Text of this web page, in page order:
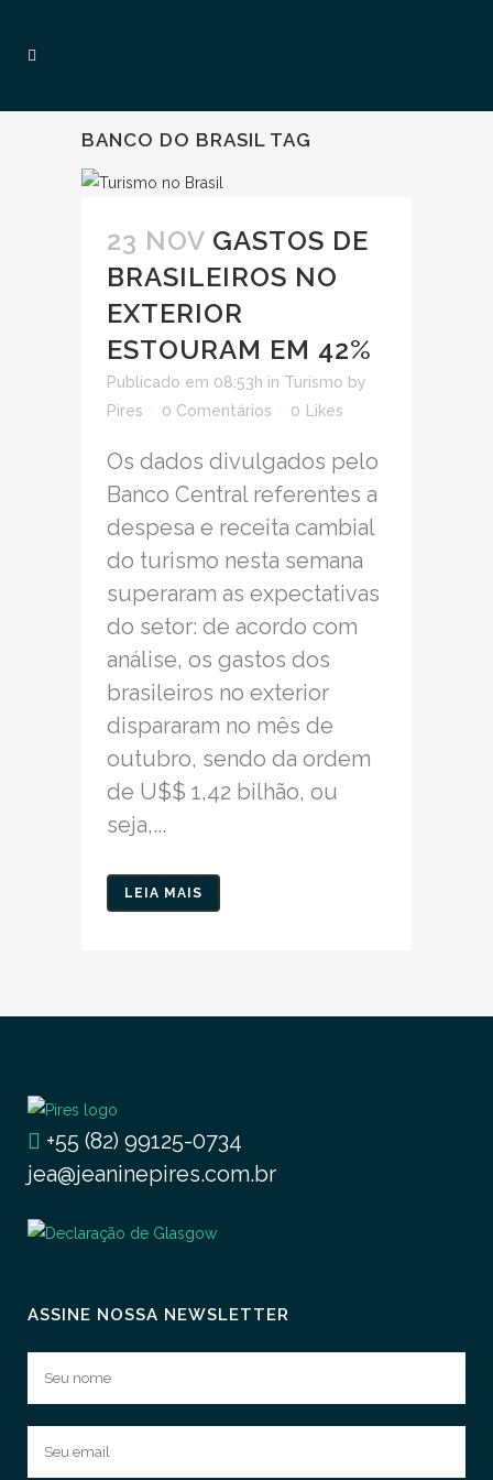
BANCO DO BRASIL TAG
23 NOV GASTOS DE
BRASILEIROS NO
EXTERIOR
ESTOURAM EM 42%
Publicado em 08:53h in Turismo by
Pires
0 Comentários 0 Likes
Os dados divulgados pelo
Banco Central referentes a
despesa e receita cambial
do turismo nesta semana
superaram as expectativas
do setor: de acordo com
análise, os gastos dos
brasileiros no exterior
dispararam no mês de
outubro, sendo da ordem
de U$$ 1,42 bilhão, ou
seja,...
LEIA MAIS
+55 (82) 99125-0734
jea@jeaninepires.com.br
ASSINE NOSSA NEWSLETTER